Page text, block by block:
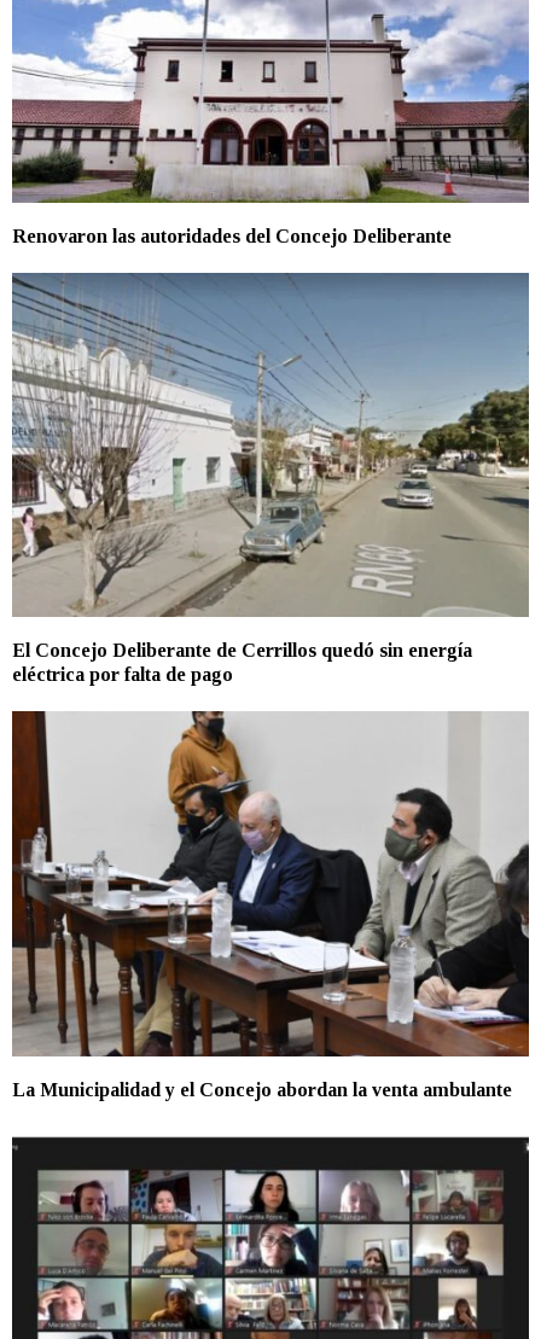
Renovaron las autoridades del Concejo Deliberante
El Concejo Deliberante de Cerrillos quedó sin energía
eléctrica por falta de pago
La Municipalidad y el Concejo abordan la venta ambulante